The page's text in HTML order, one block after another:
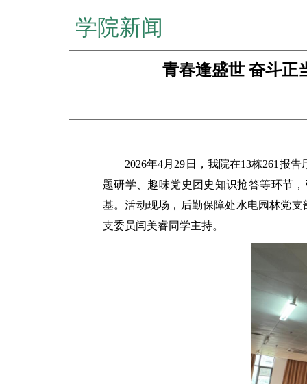
学院新闻
青春逢盛世 奋斗
2026年4月 29 日，我院在13栋261 报告
题研学、趣味党史团史知识抢答等环节
基。活动现场，后勤保障处水电园林党支
支委员闫美睿同学主持。